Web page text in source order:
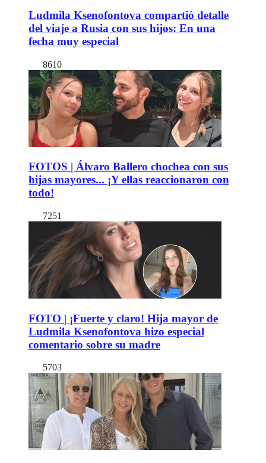
Ludmila Ksenofontova compartió detalle
del viaje a Rusia con sus hijos: En una
fecha muy especial
8610
FOTOS | Álvaro Ballero chochea con sus
hijas mayores... ¡Y ellas reaccionaron con
todo!
7251
FOTO | ¡Fuerte y claro! Hija mayor de
Ludmila Ksenofontova hizo especial
comentario sobre su madre
5703